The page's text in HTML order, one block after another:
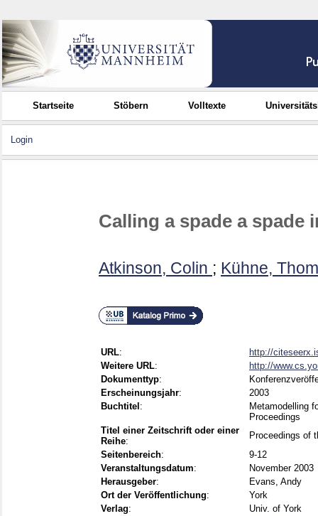
Startseite Stöbern Volltexte
Login
Calling a spade a spade
Atkinson, Colin ; Kühne,
URL:
http://
Weitere URL:
http://
Dokumenttyp:
Erscheinungsjahr:
2003
Buchtitel :
Metamodelling
Proceedings
Titel einer Zeitschrift oder einer
Reihe:
Proceedings of
Seitenbereich:
9-12
Veranstaltungsdatum:
November 2003
Herausgeber:
Evans, Andy
Ort der Veröffentlichung:
York
Verlag:
Univ. of York